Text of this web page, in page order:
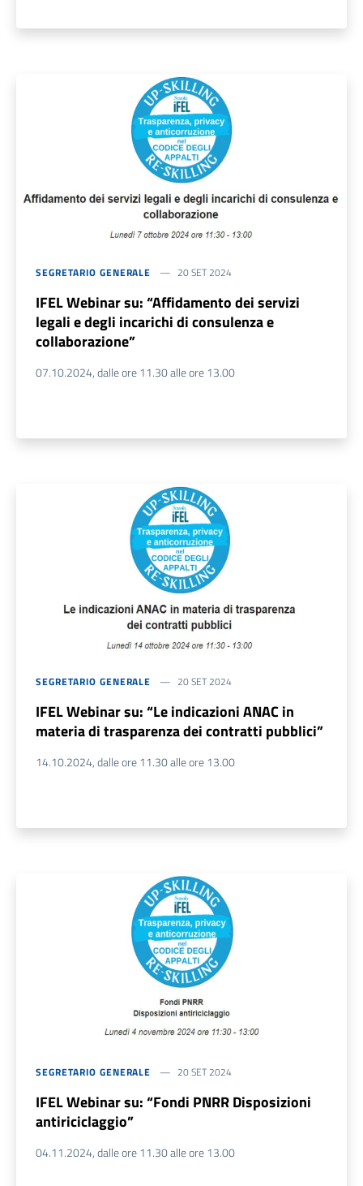
SEGRETARIO GENERALE 20 SET 2024
IFEL Webinar su: “Affidamento dei servizi
legali e degli incarichi di consulenza e
collaborazione”
07.10.2024, dalle ore 11.30 alle ore 13.00
SEGRETARIO GENERALE 20 SET 2024
IFEL Webinar su: “Le indicazioni ANAC in
materia di trasparenza dei contratti pubblici”
14.10.2024, dalle ore 11.30 alle ore 13.00
SEGRETARIO GENERALE 20 SET 2024
IFEL Webinar su: “Fondi PNRR Disposizioni
antiriciclaggio”
04.11.2024, dalle ore 11.30 alle ore 13.00